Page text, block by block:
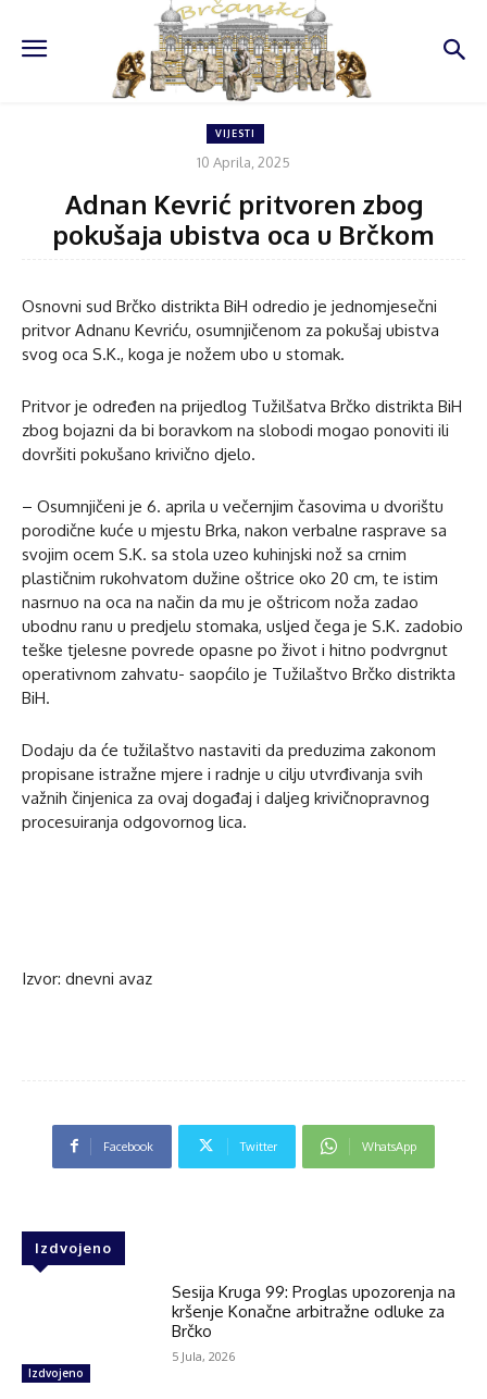
VIJESTI
10 Aprila, 2025
Adnan Kevrić pritvoren zbog
pokušaja ubistva oca u Brčkom
Osnovni sud Brčko distrikta BiH odredio je jednomjesečni
pritvor Adnanu Kevriću, osumnjičenom za pokušaj ubistva
svog oca S.K., koga je nožem ubo u stomak.
Pritvor je određen na prijedlog Tužilšatva Brčko distrikta BiH
zbog bojazni da bi boravkom na slobodi mogao ponoviti ili
dovršiti pokušano krivično djelo.
– Osumnjičeni je 6. aprila u večernjim časovima u dvorištu
porodične kuće u mjestu Brka, nakon verbalne rasprave sa
svojim ocem S.K. sa stola uzeo kuhinjski nož sa crnim
plastičnim rukohvatom dužine oštrice oko 20 cm, te istim
nasrnuo na oca na način da mu je oštricom noža zadao
ubodnu ranu u predjelu stomaka, usljed čega je S.K. zadobio
teške tjelesne povrede opasne po život i hitno podvrgnut
operativnom zahvatu- saopćilo je Tužilaštvo Brčko distrikta
BiH.
Dodaju da će tužilaštvo nastaviti da preduzima zakonom
propisane istražne mjere i radnje u cilju utvrđivanja svih
važnih činjenica za ovaj događaj i daljeg krivičnopravnog
procesuiranja odgovornog lica.
Izvor: dnevni avaz
Facebook Twitter WhatsApp
Izdvojeno
Izdvojeno
Sesija Kruga 99: Proglas upozorenja na
kršenje Konačne arbitražne odluke za
Brčko
5 Jula, 2026